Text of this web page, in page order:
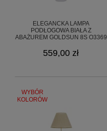
ELEGANCKA LAMPA
PODŁOGOWA BIAŁA Z
ABAŻUREM GOLDSUN 8S O3369
559,00 zł
WYBÓR
KOLORÓW